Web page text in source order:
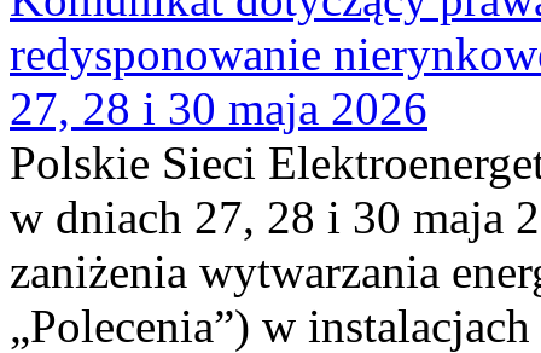
redysponowanie
27, 28 i 30 maja 2026
Polskie Sieci
w dniach 27, 28 i 30 maja
zaniżenia wytwarzania
„Polecenia”) w